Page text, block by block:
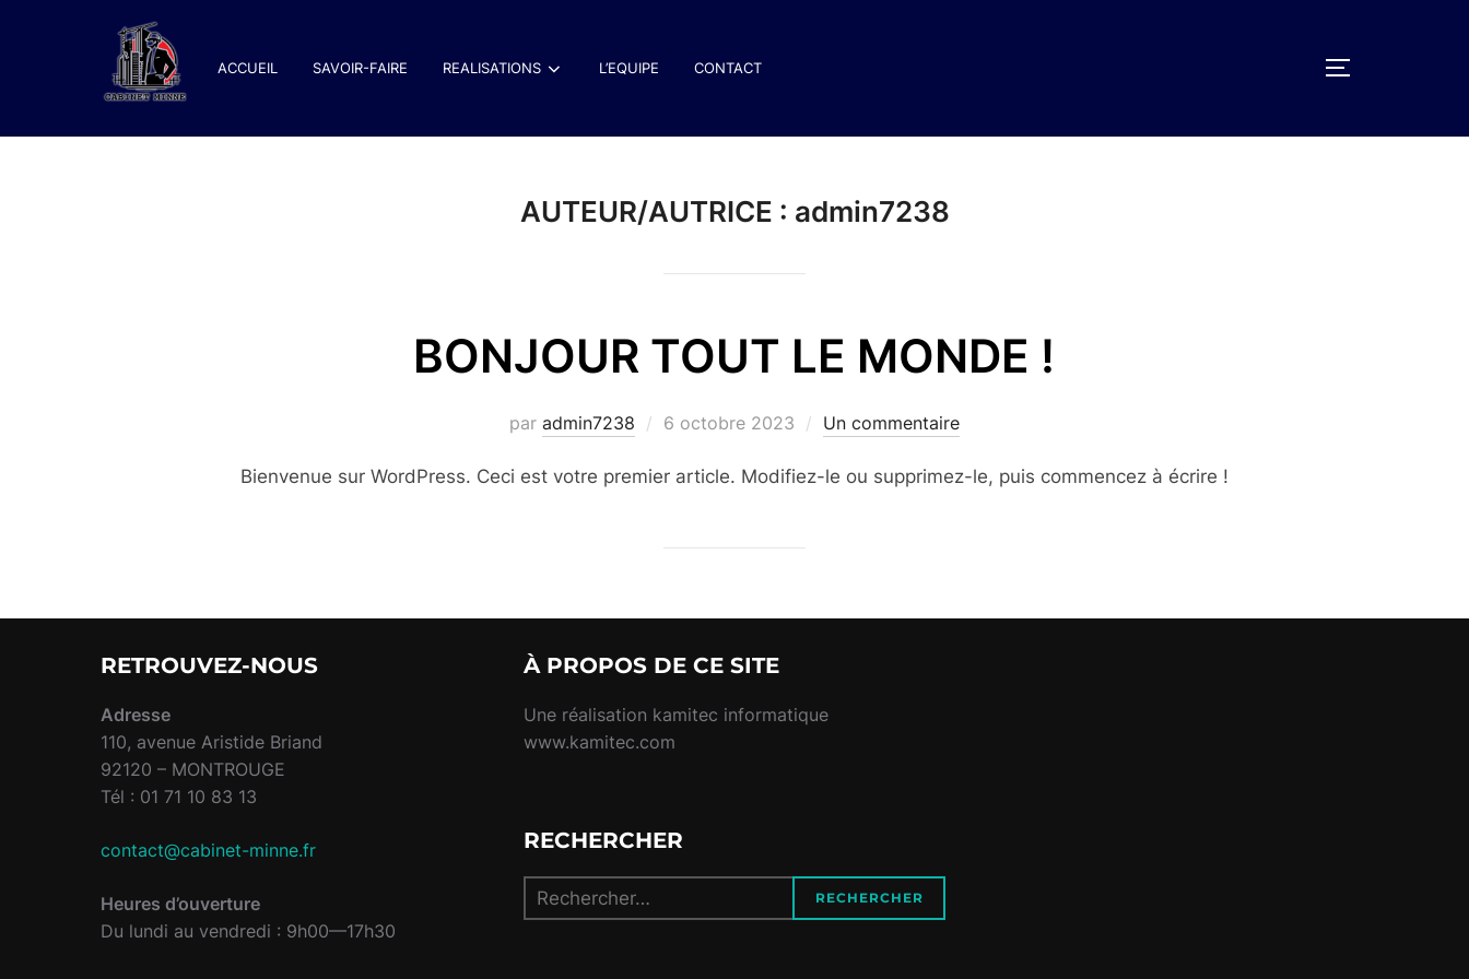
ACCUEIL SAVOIR-FAIRE REALISATIONS L’EQUIPE CONTACT PERMUTER
AUTEUR/AUTRICE : admin7238
BONJOUR TOUT LE MONDE !
par admin7238
Publié
6 octobre 2023 Un commentaire
Bienvenue sur WordPress. Ceci est votre premier article. Modifiez-le ou supprimez-le, puis commencez à écrire !
RETROUVEZ-NOUS
Adresse
110, avenue Aristide Briand
92120 – MONTROUGE
Tél : 01 71 10 83 13
contact@cabinet-minne.fr
Heures d’ouverture
Du lundi au vendredi : 9h00—17h30
À PROPOS DE CE SITE
Une réalisation kamitec informatique
www.kamitec.com
RECHERCHER
Recherche
pour :
RECHERCHER